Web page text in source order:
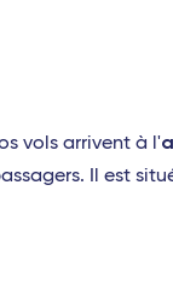
vols arrivent à l'
Il est